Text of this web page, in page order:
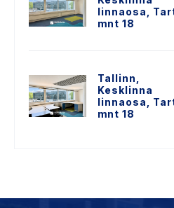
linnaosa,
mnt 18
Tallinn,
Kesklinna
linnaosa,
mnt 18